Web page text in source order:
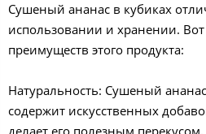
Сушеный ананас в кубиках
использовании и хранении.
преимуществ этого продукта:
Натуральность: Сушеный
содержит искусственных
делает его полезным перекусом.